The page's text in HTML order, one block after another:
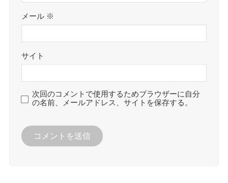
メール ※
サイト
次回のコメントで使用するためブラウザーに自分
の名前、メールアドレス、サイトを保存する。